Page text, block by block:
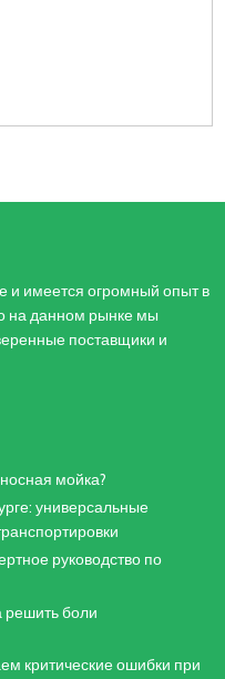
и имеется огромный опыт в
на данном рынке мы
поставщики и
мойка?
универсальные
руководство по
решить боли
критические ошибки при